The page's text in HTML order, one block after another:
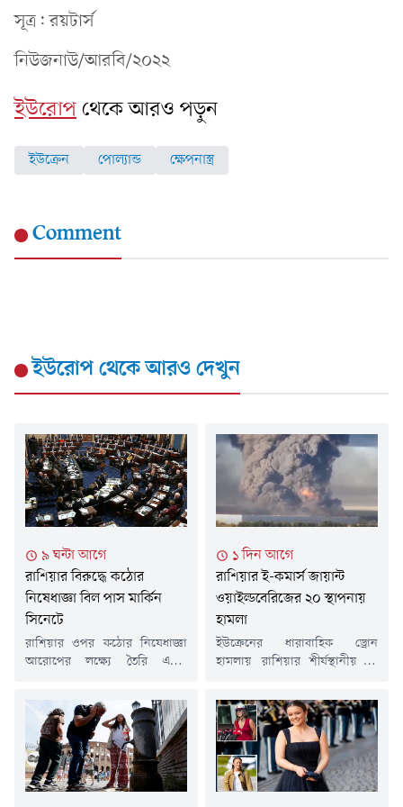
সূত্র: রয়টার্স
নিউজনাউ/আরবি/২০২২
ইউরোপথেকে আরও পড়ুন
ইউক্রেন পোল্যান্ড ক্ষেপনাস্ত্র
Comment
ইউরোপথেকে আরও দেখুন
৯ ঘন্টা আগে
রাশিয়ার বিরুদ্ধে কঠোর
নিষেধাজ্ঞা বিল পাস মার্কিন
সিনেটে
রাশিয়ার ওপর কঠোর নিষেধাজ্ঞা
আরোপের লক্ষ্যে তৈরি একটি
যুক্তরাষ্ট্রের সিনেট। শুক্রবার বিপুল
ভোটে পাস হওয়া এই বিল এখন
প্রতিনিধি পরিষদে (হাউস অব
রিপ্রেজেন্টেটিভস) পাঠানো
হবে।'লিন্ডসে ও. গ্রাহাম স্যাংশনিং
রাশিয়া অ্যান্ড ইরান অ্যাক্ট অব
১ দিন আগে
রাশিয়ার ই-কমার্স জায়ান্ট
ওয়াইল্ডবেরিজের ২০ স্থাপনায়
হামলা
ইউক্রেনের ধারাবাহিক ড্রোন
হামলায় রাশিয়ার শীর্ষস্থানীয় ই-
গুদাম ও সরবরাহব্যবস্থা
মারাত্মকভাবে ক্ষতিগ্রস্ত হয়েছে।
এতে শুধু প্রতিষ্ঠানটি নয়, হাজারো
ক্ষুদ্র ব্যবসা ও অনলাইন বিক্রেতাও
বড় ধরনের আর্থিক সংকটে
পড়েছেন।শুক্রবার (৭ আগস্ট) বার্তা